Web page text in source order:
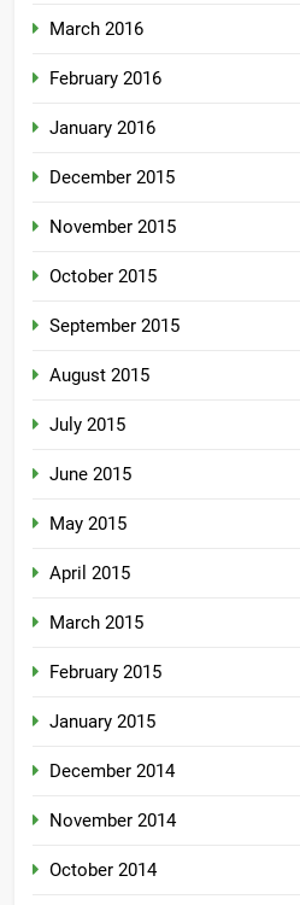
March 2016
February 2016
January 2016
December 2015
November 2015
October 2015
September 2015
August 2015
July 2015
June 2015
May 2015
April 2015
March 2015
February 2015
January 2015
December 2014
November 2014
October 2014